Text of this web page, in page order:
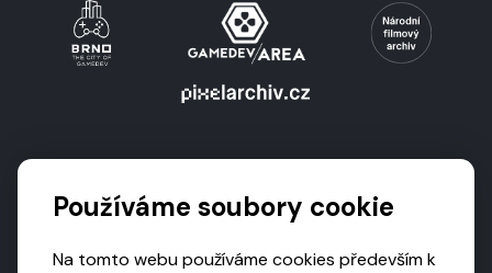
Používáme soubory cookie
Na tomto webu používáme cookies především k